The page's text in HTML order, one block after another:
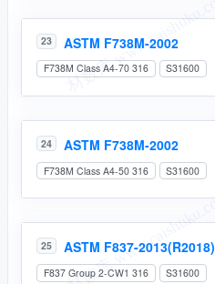
23 ASTM F738M-2002
F738M Class A4-70 316 S31600
24 ASTM F738M-2002
F738M Class A4-50 316 S31600
25 ASTM F837-2013(R2018)
F837 Group 2-CW1 316 S31600